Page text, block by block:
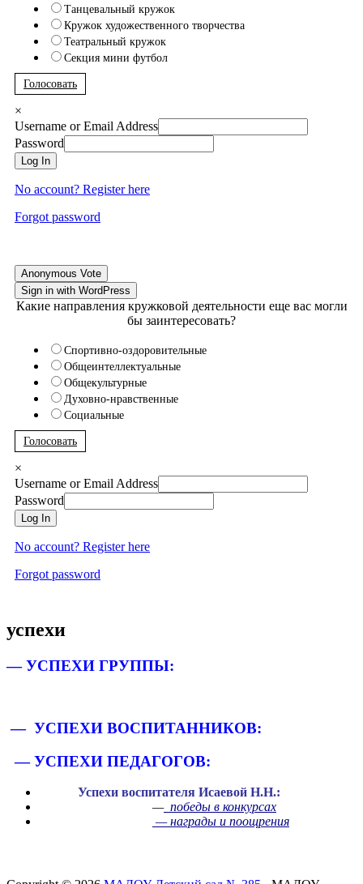
Танцевальный кружок
Кружок художественного творчества
Театральный кружок
Секция мини футбол
Голосовать
×
Username or Email Address
Password
Log In
No account? Register here
Forgot password
Anonymous Vote
Sign in with WordPress
Какие направления кружковой деятельности еще вас могли
бы заинтересовать?
Спортивно-оздоровительные
Общеинтеллектуальные
Общекультурные
Духовно-нравственные
Социальные
Голосовать
×
Username or Email Address
Password
Log In
No account? Register here
Forgot password
успехи
— УСПЕХИ ГРУППЫ:
— УСПЕХИ ВОСПИТАННИКОВ:
— УСПЕХИ ПЕДАГОГОВ:
Успехи воспитателя Исаевой Н.Н.:
—победы в конкурсах
— награды и поощрения